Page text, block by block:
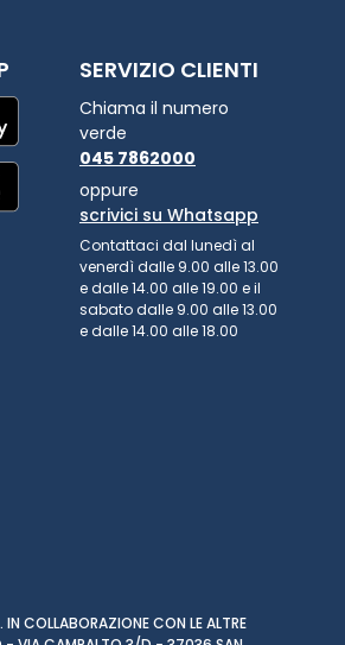
SERVIZIO CLIENTI
Chiama il numero
verde
045 7862000
oppure
scrivici su Whatsapp
Contattaci dal lunedì al
venerdì dalle 9.00 alle 13.00
e dalle 14.00 alle 19.00 e il
sabato dalle 9.00 alle 13.00
e dalle 14.00 alle 18.00
IN COLLABORAZIONE CON LE ALTRE